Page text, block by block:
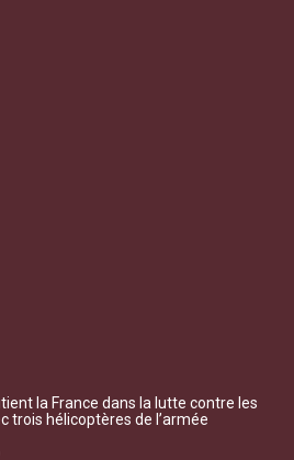
la France dans la lutte contre les
trois hélicoptères de l’armée